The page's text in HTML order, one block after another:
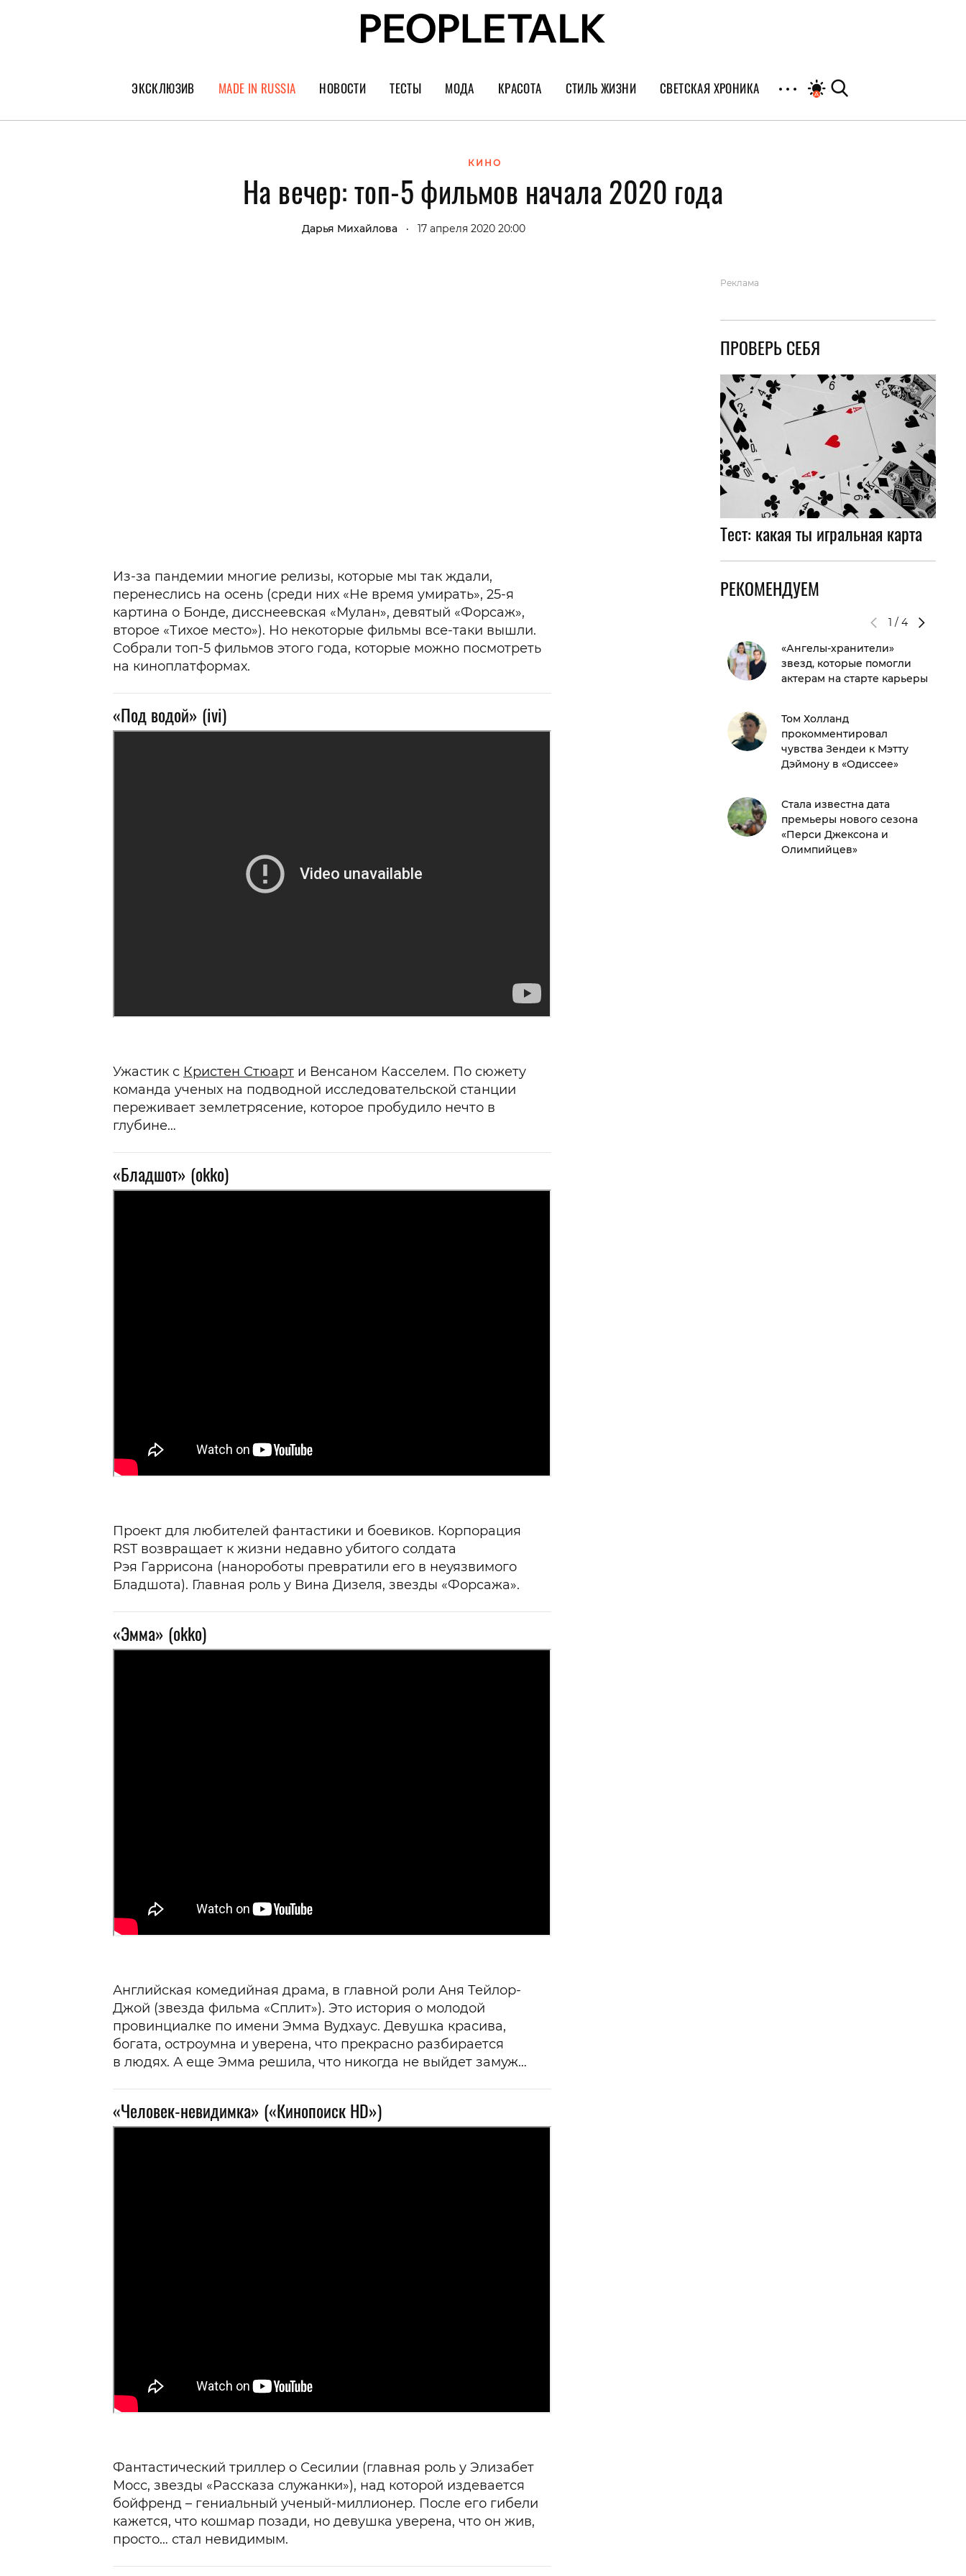
ЭКСКЛЮЗИВ
ГЕРОИ PEOPLETALK
MADE IN RUSSIA НОВОСТИ ТЕСТЫ МОДА
Тренды
Украшения и часы
КРАСОТА
Уход за лицом
Парфюм
Спорт
СТИЛЬ ЖИЗНИ
Культура
Еда и рестораны
Путешествия
СВЕТСКАЯ ХРОНИКА
КИНО
На вечер: топ-5 фильмов начала 2020 года
Дарья Михайлова • 17 апреля 2020 20:00
Из-за пандемии многие релизы, которые мы так ждали,
перенеслись на осень (среди них «Не время умирать», 25-я
картина о Бонде, дисснеевская «Мулан», девятый «Форсаж»,
второе «Тихое место»). Но некоторые фильмы все-таки вышли.
Собрали топ-5 фильмов этого года, которые можно посмотреть
на киноплатформах.
«Под водой» (ivi)
Ужастик с Кристен Стюарт и Венсаном Касселем. По сюжету
команда ученых на подводной исследовательской станции
переживает землетрясение, которое пробудило нечто в
глубине…
«Бладшот» (okko)
Проект для любителей фантастики и боевиков. Корпорация
RST возвращает к жизни недавно убитого солдата
Рэя Гаррисона (нанороботы превратили его в неуязвимого
Бладшота). Главная роль у Вина Дизеля, звезды «Форсажа».
«Эмма» (okko)
Английская комедийная драма, в главной роли Аня Тейлор-
Джой (звезда фильма «Сплит»). Это история о молодой
провинциалке по имени Эмма Вудхаус. Девушка красива,
богата, остроумна и уверена, что прекрасно разбирается
в людях. А еще Эмма решила, что никогда не выйдет замуж…
«Человек-невидимка» («Кинопоиск HD»)
Фантастический триллер о Сесилии (главная роль у Элизабет
Мосс, звезды «Рассказа служанки»), над которой издевается
бойфренд – гениальный ученый-миллионер. После его гибели
кажется, что кошмар позади, но девушка уверена, что он жив,
просто… стал невидимым.
Реклама
ПРОВЕРЬ СЕБЯ
Тест: какая ты игральная карта
РЕКОМЕНДУЕМ
1 / 4
«Ангелы-хранители»
звезд, которые помогли
актерам на старте карьеры
Том Холланд
прокомментировал
чувства Зендеи к Мэтту
Дэймону в «Одиссее»
Стала известна дата
премьеры нового сезона
«Перси Джексона и
Олимпийцев»